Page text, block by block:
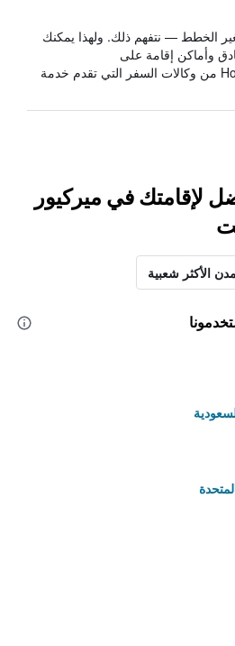
الخطط — نتفهم ذلك. ولهذا يمكنك
وأماكن إقامة على
HotelsCombined من وكالات السفر التي تقدم خدمة
لإقامتك في ميركيور
الأكثر شعبية